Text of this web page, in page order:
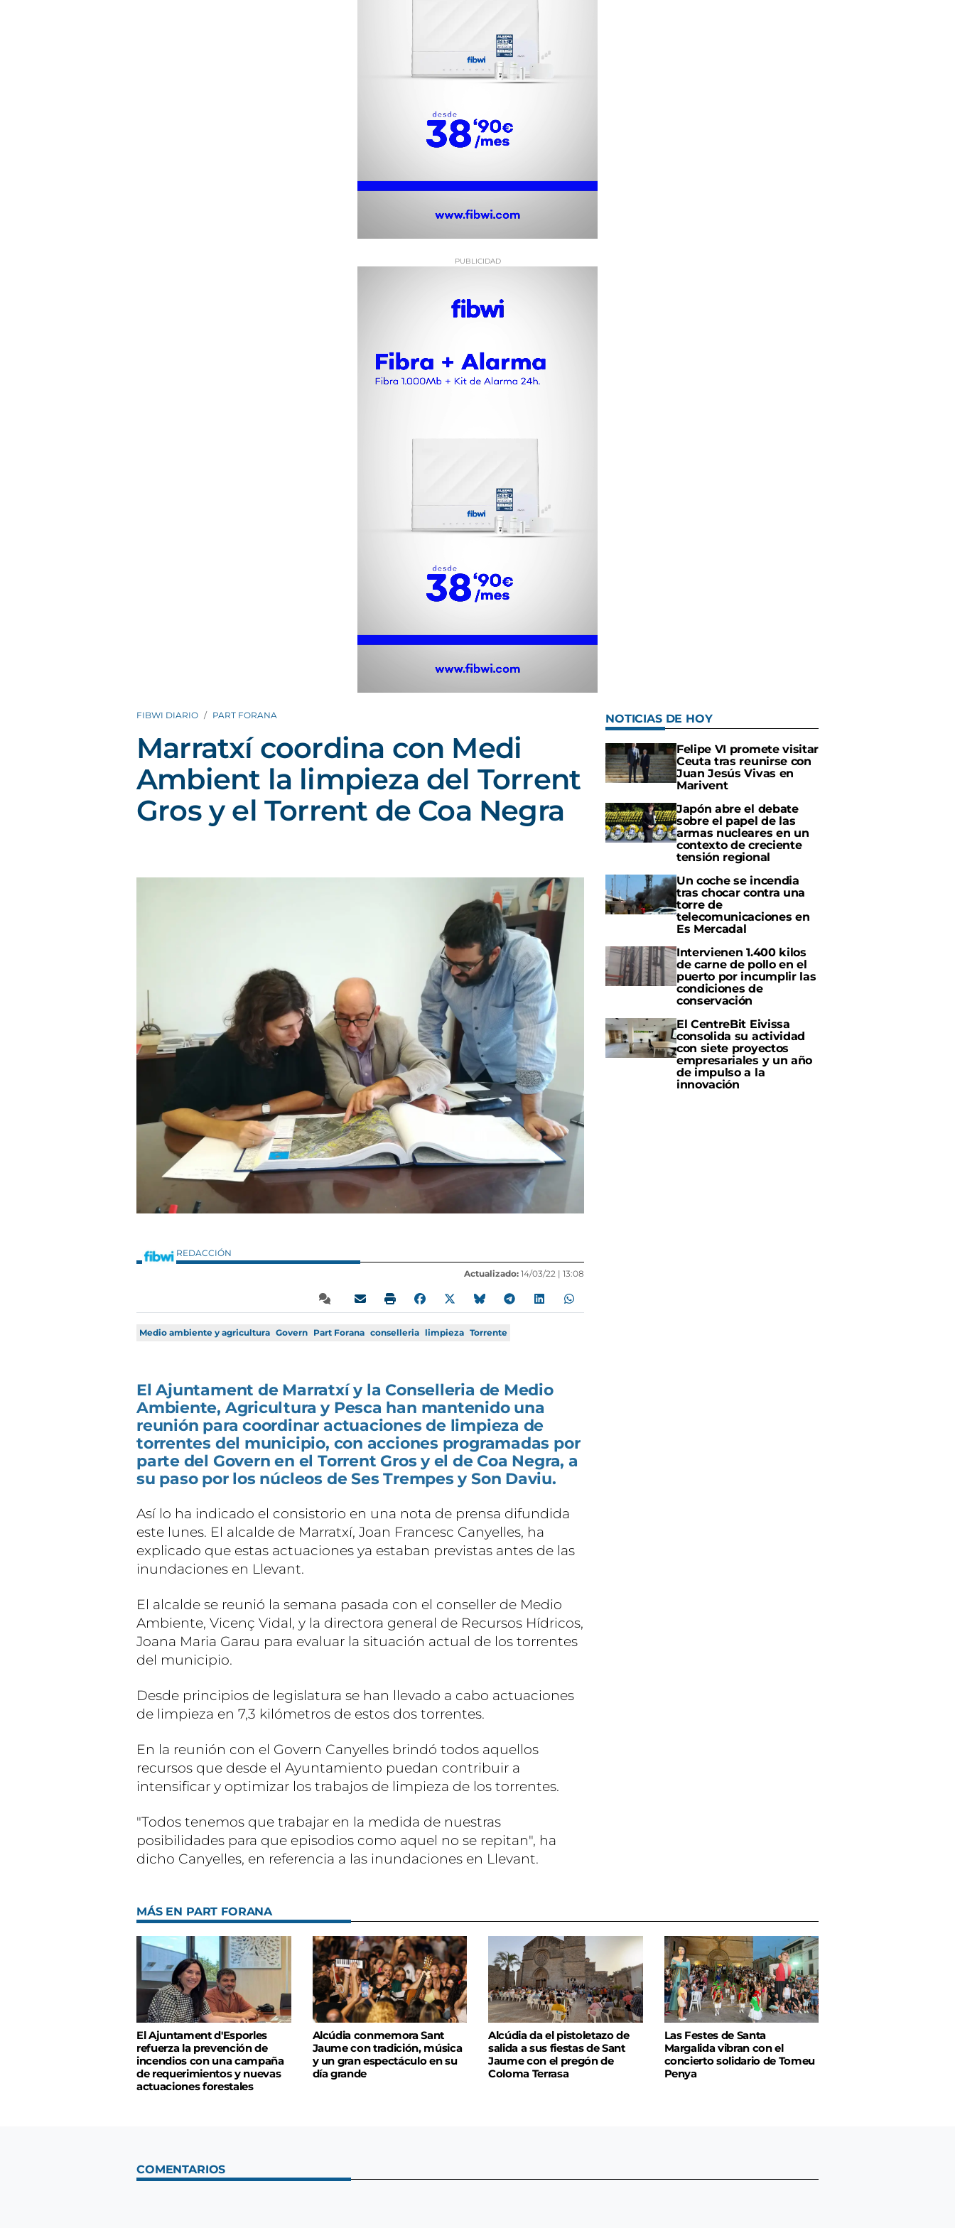
FIBWI DIARIO PART FORANA
Marratxí coordina con Medi
Ambient la limpieza del Torrent
Gros y el Torrent de Coa Negra
REDACCIÓN
Actualizado: 14/03/22 | 13:08
Medio ambiente y agricultura Govern Part Forana conselleria limpieza Torrente
El Ajuntament de Marratxí y la Conselleria de Medio
Ambiente, Agricultura y Pesca han mantenido una
reunión para coordinar actuaciones de limpieza de
torrentes del municipio, con acciones programadas por
parte del Govern en el Torrent Gros y el de Coa Negra, a
su paso por los núcleos de Ses Trempes y Son Daviu.
Así lo ha indicado el consistorio en una nota de prensa difundida
este lunes. El alcalde de Marratxí, Joan Francesc Canyelles, ha
explicado que estas actuaciones ya estaban previstas antes de las
inundaciones en Llevant.
El alcalde se reunió la semana pasada con el conseller de Medio
Ambiente, Vicenç Vidal, y la directora general de Recursos Hídricos,
Joana Maria Garau para evaluar la situación actual de los torrentes
del municipio.
Desde principios de legislatura se han llevado a cabo actuaciones
de limpieza en 7,3 kilómetros de estos dos torrentes.
En la reunión con el Govern Canyelles brindó todos aquellos
recursos que desde el Ayuntamiento puedan contribuir a
intensificar y optimizar los trabajos de limpieza de los torrentes.
"Todos tenemos que trabajar en la medida de nuestras
posibilidades para que episodios como aquel no se repitan", ha
dicho Canyelles, en referencia a las inundaciones en Llevant.
NOTICIAS DE HOY
Felipe VI promete visitar
Ceuta tras reunirse con
Juan Jesús Vivas en
Marivent
Japón abre el debate
sobre el papel de las
armas nucleares en un
contexto de creciente
tensión regional
Un coche se incendia
tras chocar contra una
torre de
telecomunicaciones en
Es Mercadal
Intervienen 1.400 kilos
de carne de pollo en el
puerto por incumplir las
condiciones de
conservación
El CentreBit Eivissa
consolida su actividad
con siete proyectos
empresariales y un año
de impulso a la
innovación
MÁS EN PART FORANA
El Ajuntament d'Esporles
refuerza la prevención de
incendios con una campaña
de requerimientos y nuevas
actuaciones forestales
Alcúdia conmemora Sant
Jaume con tradición, música
y un gran espectáculo en su
día grande
Alcúdia da el pistoletazo de
salida a sus fiestas de Sant
Jaume con el pregón de
Coloma Terrasa
Las Festes de Santa
Margalida vibran con el
concierto solidario de Tomeu
Penya
COMENTARIOS